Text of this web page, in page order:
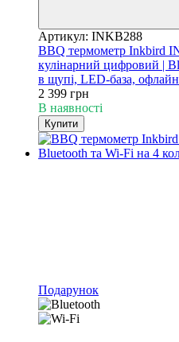
Артикул: INKB288
BBQ термометр Inkbird
кулінарний цифровий |
в щупі, LED-база,
2 399 грн
В наявності
Купити
Подарунок